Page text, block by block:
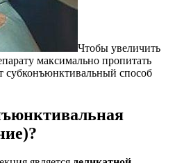
Чтобы увеличить
максимально пропитать
субконъюнктивальный способ